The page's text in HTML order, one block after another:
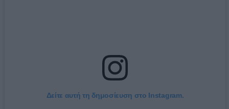
Δείτε αυτή τη δημοσίευση στο Instagram.